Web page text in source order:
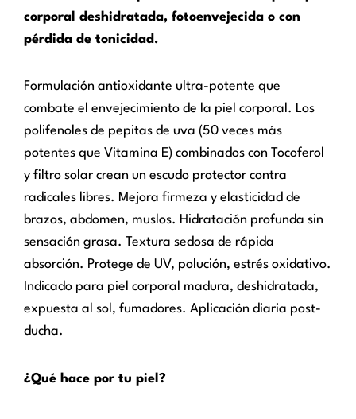
corporal deshidratada, fotoenvejecida o con
pérdida de tonicidad.
Formulación antioxidante ultra-potente que
combate el envejecimiento de la piel corporal. Los
polifenoles de pepitas de uva (50 veces más
potentes que Vitamina E) combinados con Tocoferol
y filtro solar crean un escudo protector contra
radicales libres. Mejora firmeza y elasticidad de
brazos, abdomen, muslos. Hidratación profunda sin
sensación grasa. Textura sedosa de rápida
absorción. Protege de UV, polución, estrés oxidativo.
Indicado para piel corporal madura, deshidratada,
expuesta al sol, fumadores. Aplicación diaria post-
ducha.
¿Qué hace por tu piel?